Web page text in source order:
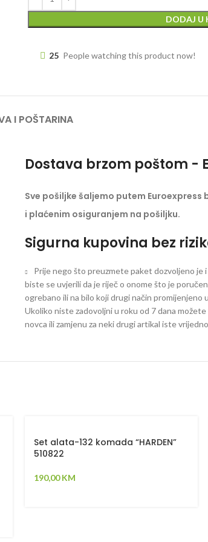
DODAJ U
25 People watching this product now!
I POŠTARINA
Dostava brzom poštom -
Sve pošiljke šaljemo putem
i plaćenim osiguranjem na pošiljku.
Sigurna kupovina bez
Prije nego što preuzmete paket dozvoljeno je
biste se uvjerili da je riječ o onome što je
ogrebano ili na bilo koji drugi način promijenjeno
Ukoliko niste zadovoljni u roku od 7 dana
novca ili zamjenu za neki drugi artikal iste
Set alata-132 komada “HARDEN”
510822
190,00KM